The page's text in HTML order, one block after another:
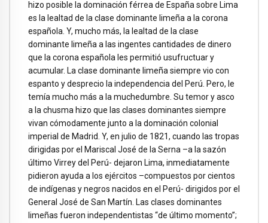
hizo posible la dominación férrea de España sobre Lima
es la lealtad de la clase dominante limeña a la corona
española. Y, mucho más, la lealtad de la clase
dominante limeña a las ingentes cantidades de dinero
que la corona española les permitió usufructuar y
acumular. La clase dominante limeña siempre vio con
espanto y desprecio la independencia del Perú. Pero, le
temía mucho más a la muchedumbre. Su temor y asco
a la chusma hizo que las clases dominantes siempre
vivan cómodamente junto a la dominación colonial
imperial de Madrid. Y, en julio de 1821, cuando las tropas
dirigidas por el Mariscal José de la Serna –a la sazón
último Virrey del Perú- dejaron Lima, inmediatamente
pidieron ayuda a los ejércitos –compuestos por cientos
de indígenas y negros nacidos en el Perú- dirigidos por el
General José de San Martín. Las clases dominantes
limeñas fueron independentistas “de último momento”;